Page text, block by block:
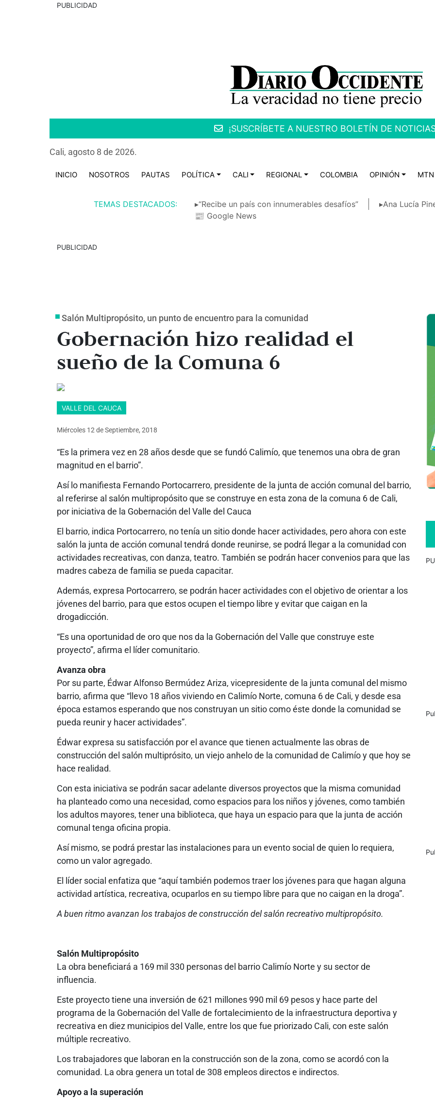
PUBLICIDAD
¡SUSCRÍBETE A NUESTRO BOLETÍN DE
Cali, agosto 8 de 2026.
INICIO NOSOTROS PAUTAS POLÍTICA CALI REGIONAL COLOMBIA OPINIÓN MTN
TEMAS DESTACADOS: ▸“Recibe un país con innumerables desafíos”
▸Ana Lucía
📰 Google News
PUBLICIDAD
Salón Multipropósito, un punto de encuentro para la comunidad
Gobernación hizo realidad el
sueño de la Comuna 6
VALLE DEL CAUCA
Miércoles 12 deSeptiembre, 2018
“Es la primera vez en 28 años desde que se fundó Calimío, que tenemos una obra de gran
magnitud en el barrio”.
Así lo manifiesta Fernando Portocarrero, presidente de la junta de acción comunal del barrio,
al referirse al salón multipropósito que se construye en esta zona de la comuna 6 de Cali,
por iniciativa de la Gobernación del Valle del Cauca
El barrio, indica Portocarrero, no tenía un sitio donde hacer actividades, pero ahora con este
salón la junta de acción comunal tendrá donde reunirse, se podrá llegar a la comunidad con
actividades recreativas, con danza, teatro. También se podrán hacer convenios para que las
madres cabeza de familia se pueda capacitar.
Además, expresa Portocarrero, se podrán hacer actividades con el objetivo de orientar a los
jóvenes del barrio, para que estos ocupen el tiempo libre y evitar que caigan en la
drogadicción.
“Es una oportunidad de oro que nos da la Gobernación del Valle que construye este
proyecto”, afirma el líder comunitario.
Avanza obra
Por su parte, Édwar Alfonso Bermúdez Ariza, vicepresidente de la junta comunal del mismo
barrio, afirma que “llevo 18 años viviendo en Calimío Norte, comuna 6 de Cali, y desde esa
época estamos esperando que nos construyan un sitio como éste donde la comunidad se
pueda reunir y hacer actividades”.
Édwar expresa su satisfacción por el avance que tienen actualmente las obras de
construcción del salón multiprósito, un viejo anhelo de la comunidad de Calimío y que hoy se
hace realidad.
Con esta iniciativa se podrán sacar adelante diversos proyectos que la misma comunidad
ha planteado como una necesidad, como espacios para los niños y jóvenes, como también
los adultos mayores, tener una biblioteca, que haya un espacio para que la junta de acción
comunal tenga oficina propia.
Así mismo, se podrá prestar las instalaciones para un evento social de quien lo requiera,
como un valor agregado.
El líder social enfatiza que “aquí también podemos traer los jóvenes para que hagan alguna
actividad artística, recreativa, ocuparlos en su tiempo libre para que no caigan en la droga”.
A buen ritmo avanzan los trabajos de construcción del salón recreativo multipropósito.
Salón Multipropósito
La obra beneficiará a 169 mil 330 personas del barrio Calimío Norte y su sector de
influencia.
Este proyecto tiene una inversión de 621 millones 990 mil 69 pesos y hace parte del
programa de la Gobernación del Valle de fortalecimiento de la infraestructura deportiva y
recreativa en diez municipios del Valle, entre los que fue priorizado Cali, con este salón
múltiple recreativo.
Los trabajadores que laboran en la construcción son de la zona, como se acordó con la
comunidad. La obra genera un total de 308 empleos directos e indirectos.
Apoyo a la superación